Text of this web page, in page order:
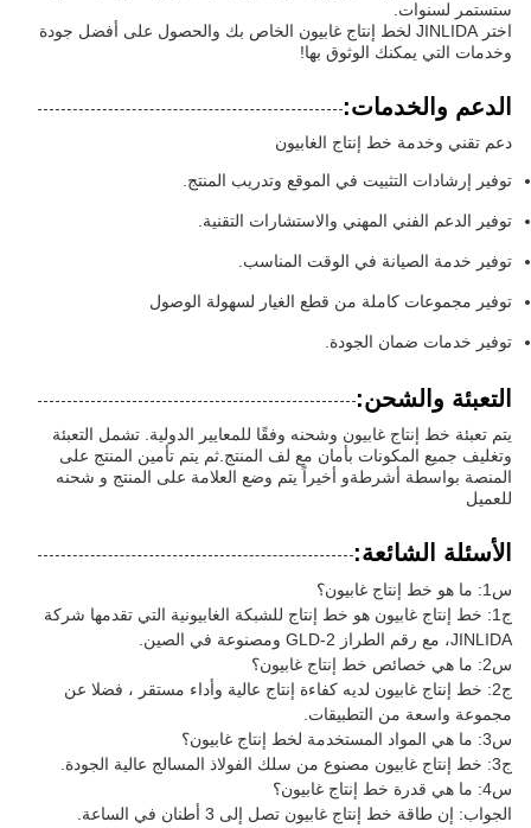
ستستمر لسنوات.
اختر JINLIDA لخط إنتاج غابيون الخاص بك والحصول على أفضل جودة
وخدمات التي يمكنك الوثوق بها!
الدعم والخدمات:
دعم تقني وخدمة خط إنتاج الغابيون
توفير إرشادات التثبيت في الموقع وتدريب المنتج.
توفير الدعم الفني المهني والاستشارات التقنية.
توفير خدمة الصيانة في الوقت المناسب.
توفير مجموعات كاملة من قطع الغيار لسهولة الوصول
توفير خدمات ضمان الجودة.
التعبئة والشحن:
يتم تعبئة خط إنتاج غابيون وشحنه وفقًا للمعايير الدولية. تشمل التعبئة
وتغليف جميع المكونات بأمان مع لف المنتج.ثم يتم تأمين المنتج على
المنصة بواسطة أشرطةو أخيراً يتم وضع العلامة على المنتج و شحنه
للعميل
الأسئلة الشائعة:
س1: ما هو خط إنتاج غابيون؟
ج1: خط إنتاج غابيون هو خط إنتاج للشبكة الغابيونية التي تقدمها شركة
JINLIDA، مع رقم الطراز GLD-2 ومصنوعة في الصين.
س2: ما هي خصائص خط إنتاج غابيون؟
ج2: خط إنتاج غابيون لديه كفاءة إنتاج عالية وأداء مستقر ، فضلا عن
مجموعة واسعة من التطبيقات.
س3: ما هي المواد المستخدمة لخط إنتاج غابيون؟
ج3: خط إنتاج غابيون مصنوع من سلك الفولاذ المسالج عالية الجودة.
س4: ما هي قدرة خط إنتاج غابيون؟
الجواب: إن طاقة خط إنتاج غابيون تصل إلى 3 أطنان في الساعة.